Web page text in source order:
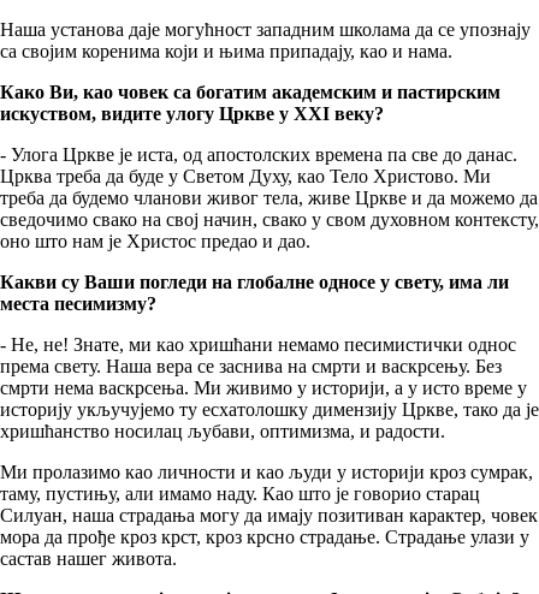
Наша установа даје могућност западним школама да се упознају
са својим коренима који и њима припадају, као и нама.
Како Ви, као човек са богатим академским и пастирским
искуством, видите улогу Цркве у XXI веку?
- Улога Цркве је иста, од апостолских времена па све до данас.
Црква треба да буде у Светом Духу, као Тело Христово. Ми
треба да будемо чланови живог тела, живе Цркве и да можемо да
сведочимо свако на свој начин, свако у свом духовном контексту,
оно што нам је Христос предао и дао.
Какви су Ваши погледи на глобалне односе у свету, има ли
места песимизму?
- Не, не! Знате, ми као хришћани немамо песимистички однос
према свету. Наша вера се заснива на смрти и васкрсењу. Без
смрти нема васкрсења. Ми живимо у историји, а у исто време у
историју укључујемо ту есхатолошку димензију Цркве, тако да је
хришћанство носилац љубави, оптимизма, и радости.
Ми пролазимо као личности и као људи у историји кроз сумрак,
таму, пустињу, али имамо наду. Као што је говорио старац
Силуан, наша страдања могу да имају позитиван карактер, човек
мора да прође кроз крст, кроз крсно страдање. Страдање улази у
састав нашег живота.